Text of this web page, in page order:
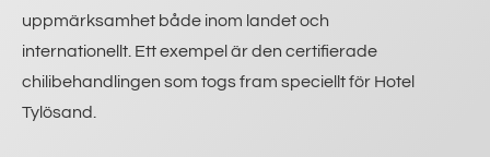
uppmärksamhet både inom landet och
internationellt. Ett exempel är den certifierade
chilibehandlingen som togs fram speciellt för Hotel
Tylösand.